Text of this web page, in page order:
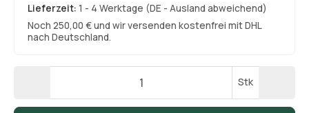
Lieferzeit:1 - 4 Werktage (DE - Ausland abweichend)
Noch 250,00 € und wir versenden kostenfrei mit DHL
nach Deutschland.
Stk